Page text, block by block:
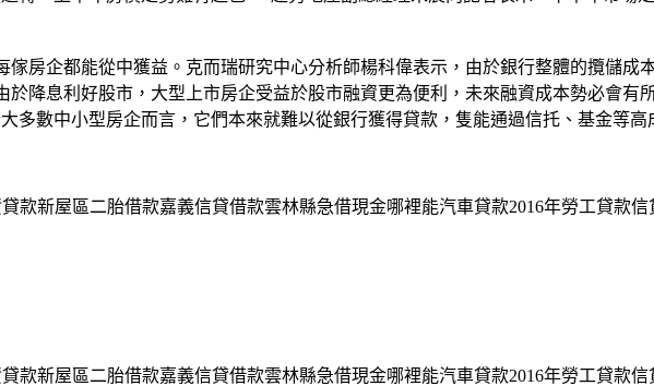
房企都能從中獲益。克而瑞研究中心分析師楊科偉表示，由於銀行整體的攬儲成
降息利好股市，大型上市房企受益於股市融資更為便利，未來融資成本勢必會有
多數中小型房企而言，它們本來就難以從銀行獲得貸款，隻能通過信托、基金等
款新屋區二胎借款嘉義信貸借款雲林縣急借現金哪裡能汽車貸款2016年勞工貸款信
款新屋區二胎借款嘉義信貸借款雲林縣急借現金哪裡能汽車貸款2016年勞工貸款信